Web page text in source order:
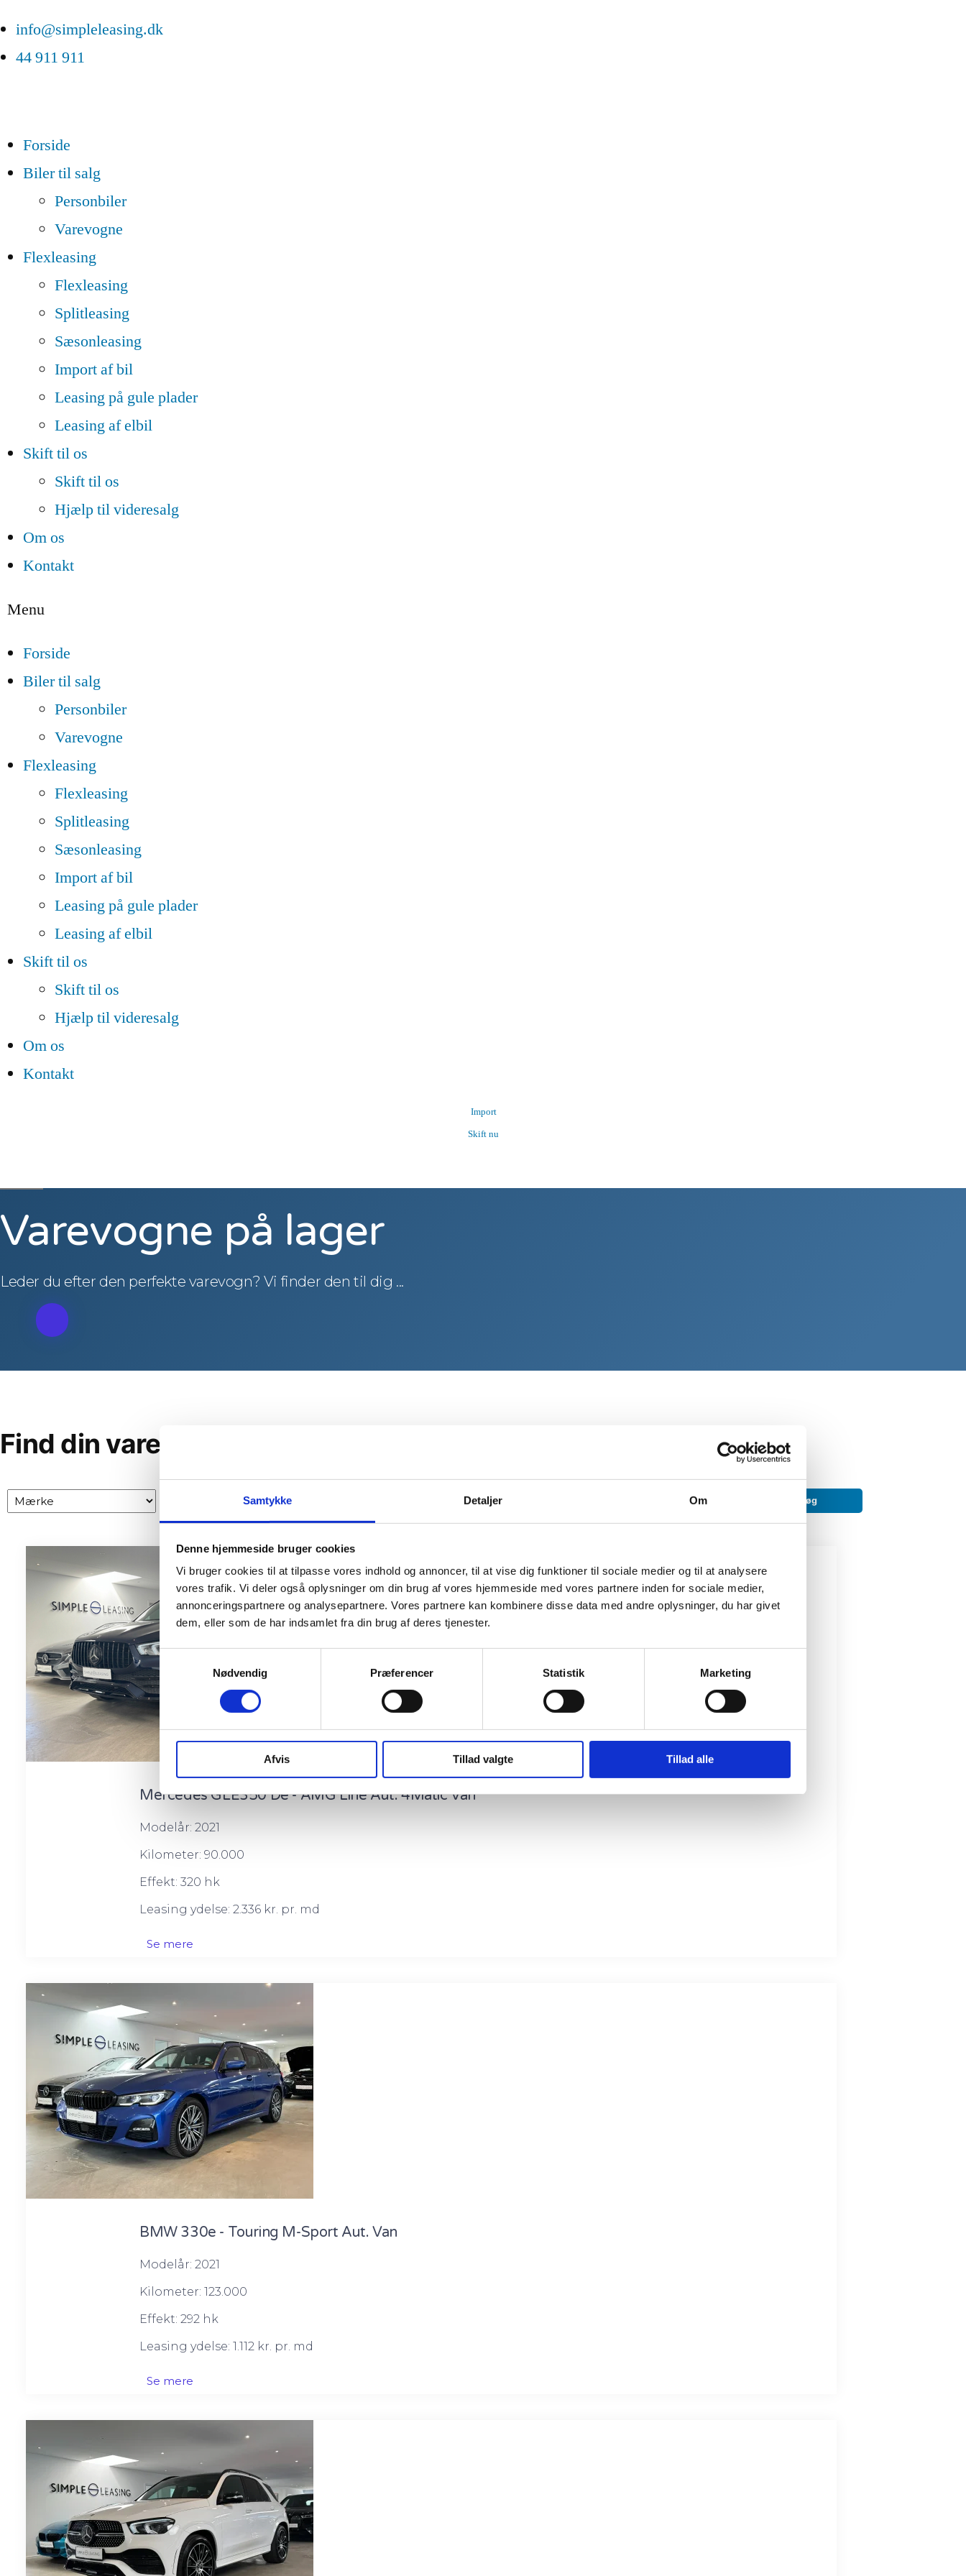
Samtykke Detaljer Om
Denne hjemmeside bruger cookies
Vi bruger cookies til at tilpasse vores indhold og annoncer, til at vise dig funktioner til sociale medier og til at analysere
vores trafik. Vi deler også oplysninger om din brug af vores hjemmeside med vores partnere inden for sociale medier,
annonceringspartnere og analysepartnere. Vores partnere kan kombinere disse data med andre oplysninger, du har givet
dem, eller som de har indsamlet fra din brug af deres tjenester.
Samtykkevalg
Nødvendig
Præferencer Statistik Marketing
Afvis Tillad valgte Tillad alle
info@simpleleasing.dk
44 911 911
Forside
Biler til salg
Personbiler
Varevogne
Flexleasing
Flexleasing
Splitleasing
Sæsonleasing
Import af bil
Leasing på gule plader
Leasing af elbil
Skift til os
Skift til os
Hjælp til videresalg
Om os
Kontakt
Menu
Forside
Biler til salg
Personbiler
Varevogne
Flexleasing
Flexleasing
Splitleasing
Sæsonleasing
Import af bil
Leasing på gule plader
Leasing af elbil
Skift til os
Skift til os
Hjælp til videresalg
Om os
Kontakt
Import
Skift nu
Varevogne på lager
Leder du efter den perfekte varevogn? Vi finder den til dig ...
Find din varevogn
Mercedes GLE350 De - AMG Line Aut. 4Matic Van
Modelår: 2021
Kilometer: 90.000
Effekt: 320 hk
Leasing ydelse: 2.336 kr. pr. md
Se mere
BMW 330e - Touring M-Sport Aut. Van
Modelår: 2021
Kilometer: 123.000
Effekt: 292 hk
Leasing ydelse: 1.112 kr. pr. md
Se mere